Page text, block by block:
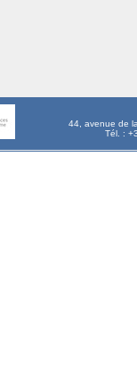
44, avenue de
Tél. :